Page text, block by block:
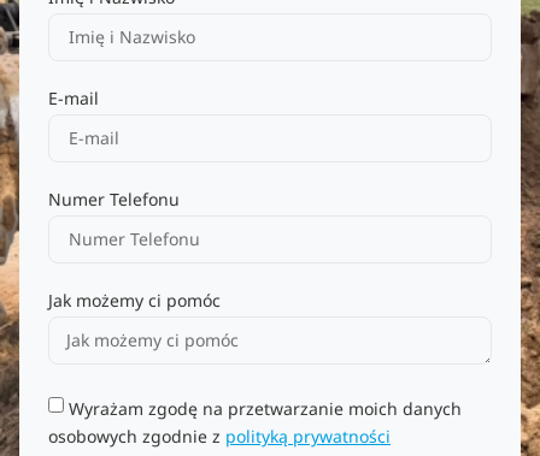
E-mail
Numer Telefonu
Jak możemy ci pomóc
Wyrażam zgodę na przetwarzanie moich danych
osobowych zgodnie z polityką prywatności